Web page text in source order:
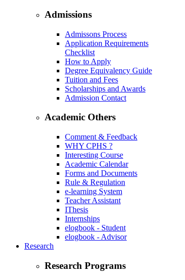
Admissions
Admissons Process
Application Requirements
Checklist
How to Apply
Degree Equivalency Guide
Tuition and Fees
Scholarships and Awards
Admission Contact
Academic Others
Comment & Feedback
WHY CPHS ?
Interesting Course
Academic Calendar
Forms and Documents
Rule & Regulation
e-learning System
Teacher Assistant
IThesis
Internships
elogbook - Student
elogbook - Advisor
Research
Research Programs